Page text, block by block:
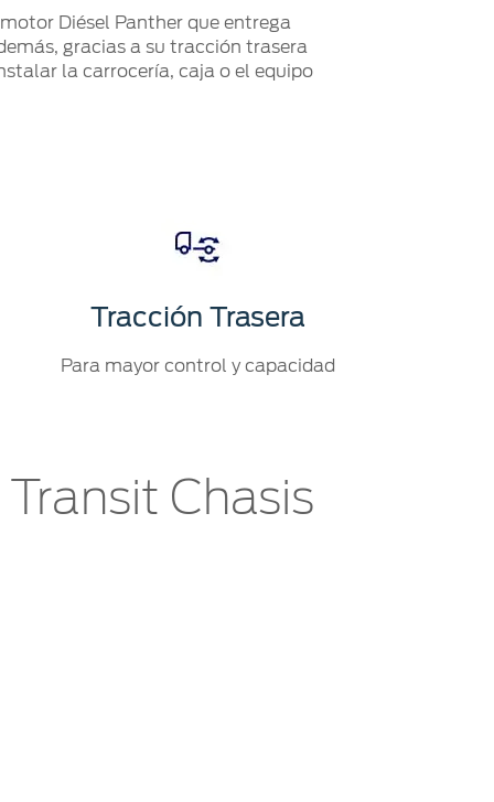
Diésel Panther que entrega
gracias a su tracción trasera
la carrocería, caja o el equipo
Tracción Trasera
Para mayor control y capacidad
Chasis